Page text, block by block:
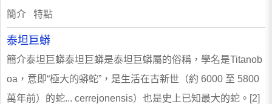
簡介 特點
泰坦巨蟒
簡介泰坦巨蟒泰坦巨蟒是泰坦巨蟒屬的俗稱，學名是Titanob
oa，意即“極大的蟒蛇”，是生活在古新世（約 6000 至 5800
萬年前）的蛇... cerrejonensis）也是史上已知最大的蛇。[2]